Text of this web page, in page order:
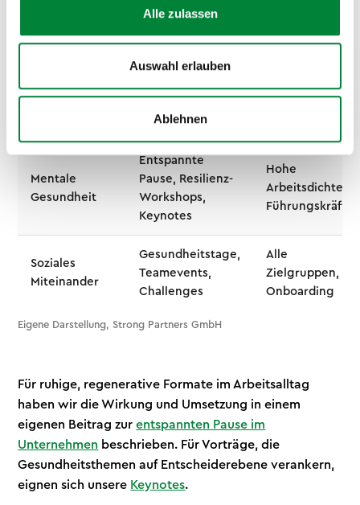
Alle zulassen
Auswahl erlauben
Ablehnen
Firmenfitness,
Ernährung
Workshops,
Impulse
Zielgruppen,
Mentale
Gesundheit
Entspannte
Pause, Resilienz-
Workshops,
Keynotes
Hohe
Arbeitsdichte,
Führungskräfte
Soziales
Miteinander
Gesundheitstage,
Teamevents,
Challenges
Alle
Zielgruppen,
Onboarding
Eigene Darstellung, Strong Partners GmbH
Für ruhige, regenerative Formate im Arbeitsalltag
haben wir die Wirkung und Umsetzung in einem
eigenen Beitrag zurentspannten Pause im
Unternehmen beschrieben. Für Vorträge, die
Gesundheitsthemen auf Entscheiderebene verankern,
eignen sich unsere Keynotes.